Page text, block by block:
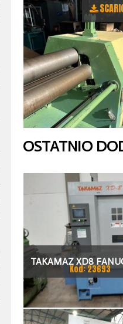
OSTATNIO
TAKAMAZ XD8
TOKARKA CNC
Kod: 23693